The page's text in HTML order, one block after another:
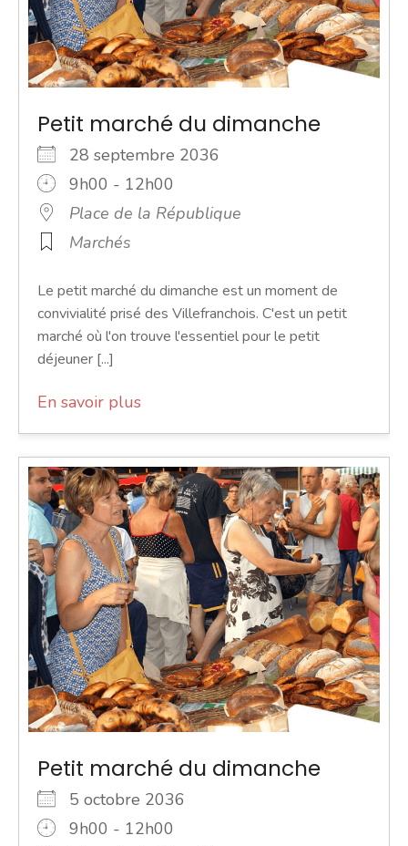
Petit marché du dimanche
28 septembre 2036
9h00 - 12h00
Place de la République
Marchés
Le petit marché du dimanche est un moment de
convivialité prisé des Villefranchois. C'est un petit
marché où l'on trouve l'essentiel pour le petit
déjeuner [...]
En savoir plus
Petit marché du dimanche
5 octobre 2036
9h00 - 12h00